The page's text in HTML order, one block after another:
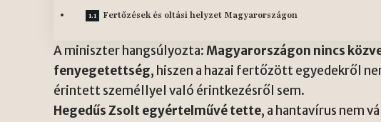
Fertőzések és oltási helyzet Magyarországon
A miniszter hangsúlyozta: Magyarországon nincs
fenyegetettség, hiszen a hazai fertőzött egyedekről
érintett személlyel való érintkezésről sem.
Hegedűs Zsolt egyértelművé tette, a hantavírus nem